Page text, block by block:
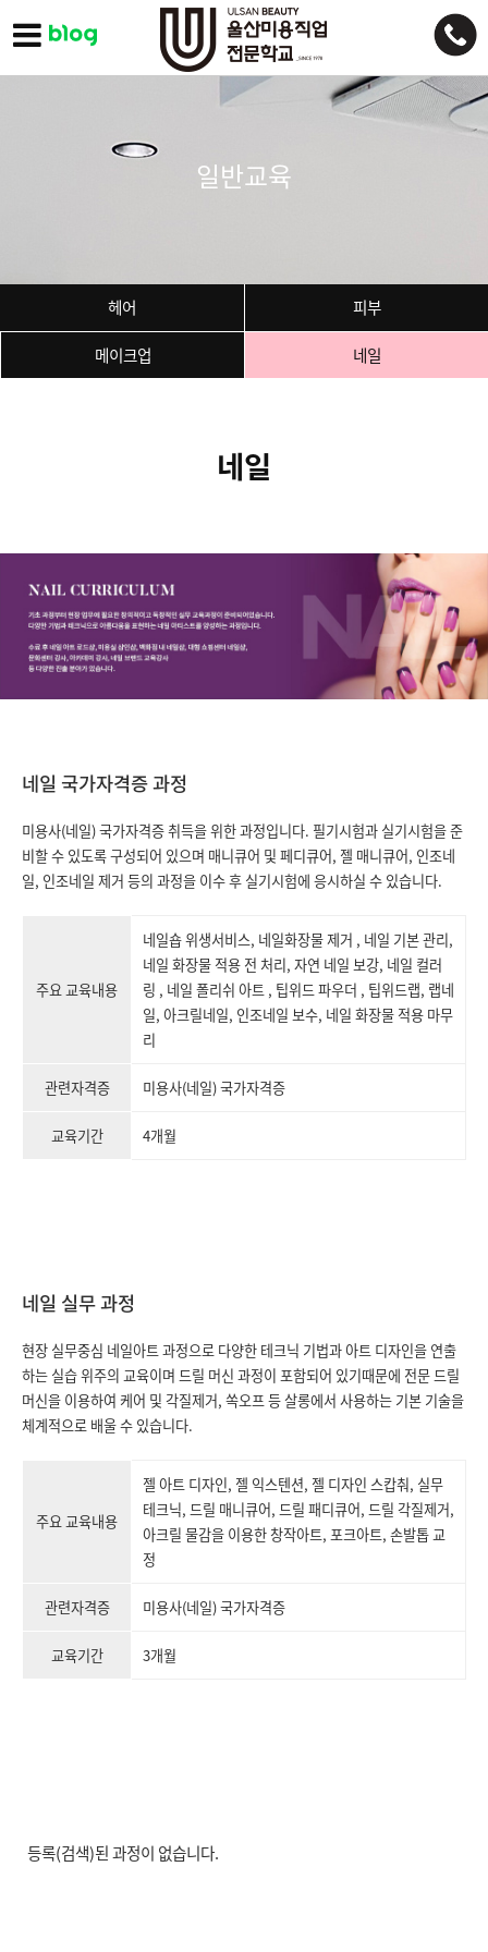
일반교육
헤어
피부
메이크업
네일
네일
네일 국가자격증 과정
미용사(네일) 국가자격증 취득을 위한 과정입니다. 필기시험과 실기시험을 준
비할 수 있도록 구성되어 있으며 매니큐어 및 페디큐어, 젤 매니큐어, 인조네
일, 인조네일 제거 등의 과정을 이수 후 실기시험에 응시하실 수 있습니다.
주요 교육내용
네일숍 위생서비스, 네일화장물 제거 , 네일 기본 관리,
네일 화장물 적용 전 처리, 자연 네일 보강, 네일 컬러
링 , 네일 폴리쉬 아트 , 팁위드 파우더 , 팁위드랩, 랩네
일, 아크릴네일, 인조네일 보수, 네일 화장물 적용 마무
리
관련자격증 미용사(네일) 국가자격증
교육기간 4개월
네일 실무 과정
현장 실무중심 네일아트 과정으로 다양한 테크닉 기법과 아트 디자인을 연출
하는 실습 위주의 교육이며 드릴 머신 과정이 포함되어 있기때문에 전문 드릴
머신을 이용하여 케어 및 각질제거, 쏙오프 등 살롱에서 사용하는 기본 기술을
체계적으로 배울 수 있습니다.
주요 교육내용
젤 아트 디자인, 젤 익스텐션, 젤 디자인 스캅춰, 실무
테크닉, 드릴 매니큐어, 드릴 패디큐어, 드릴 각질제거,
아크릴 물감을 이용한 창작아트, 포크아트, 손발톱 교
정
관련자격증 미용사(네일) 국가자격증
교육기간 3개월
등록(검색)된 과정이 없습니다.